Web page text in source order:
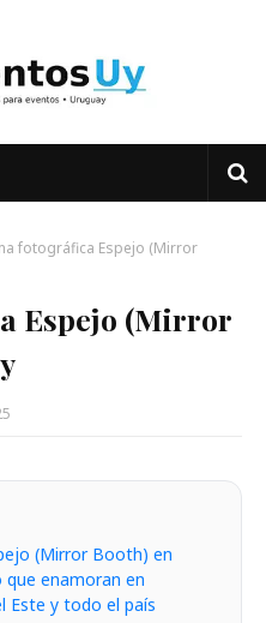
fotográfica Espejo (Mirror
Espejo (Mirror
(Mirror Booth) en
enamoran en
Este y todo el país